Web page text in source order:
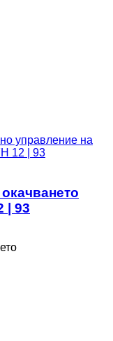
управление на
12 | 93
| 93